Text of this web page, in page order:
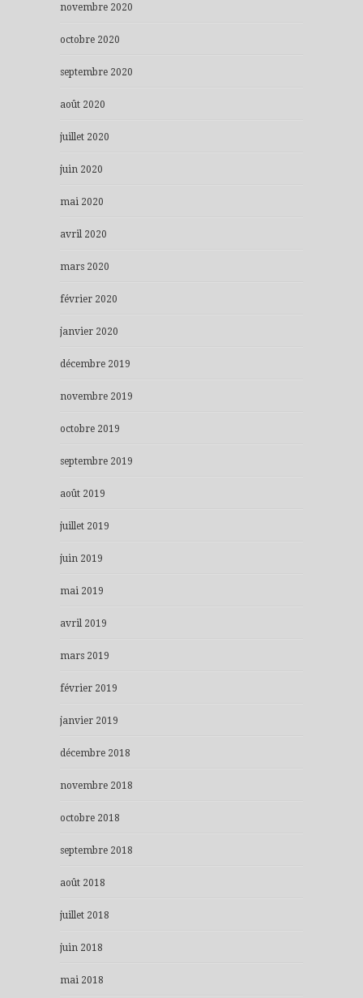
novembre 2020
octobre 2020
septembre 2020
août 2020
juillet 2020
juin 2020
mai 2020
avril 2020
mars 2020
février 2020
janvier 2020
décembre 2019
novembre 2019
octobre 2019
septembre 2019
août 2019
juillet 2019
juin 2019
mai 2019
avril 2019
mars 2019
février 2019
janvier 2019
décembre 2018
novembre 2018
octobre 2018
septembre 2018
août 2018
juillet 2018
juin 2018
mai 2018